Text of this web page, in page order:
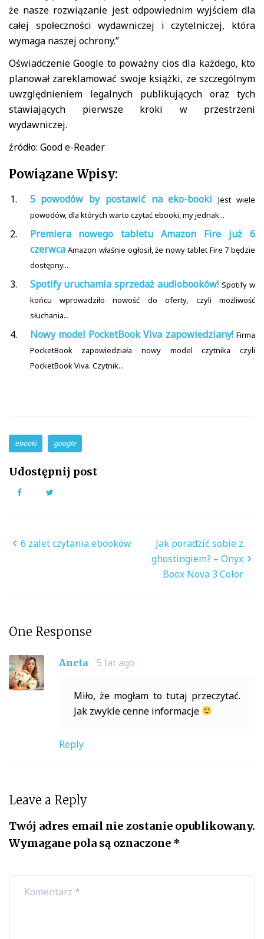
że nasze rozwiązanie jest odpowiednim wyjściem dla
całej społeczności wydawniczej i czytelniczej, która
wymaga naszej ochrony.”
Oświadczenie Google to poważny cios dla każdego, kto
planował zareklamować swoje książki, ze szczególnym
uwzględnieniem legalnych publikujących oraz tych
stawiających pierwsze kroki w przestrzeni
wydawniczej.
źródło: Good e-Reader
Powiązane Wpisy:
5 powodów by postawić na eko-booki
Jest wiele
powodów, dla których warto czytać ebooki, my jednak...
Premiera nowego tabletu Amazon Fire już 6
czerwca Amazon właśnie ogłosił, że nowy tablet Fire 7 będzie
dostępny...
Spotify uruchamia sprzedaż audiobooków! Spotify w
końcu wprowadziło nowość do oferty, czyli możliwość
słuchania...
Nowy model PocketBook Viva zapowiedziany! Firma
PocketBook zapowiedziała nowy model czytnika czyli
PocketBook Viva. Czytnik...
ebooki google
Udostępnij post
Facebook
Nawigacja
6 zalet czytania ebooków
Jak poradzić sobie z
ghostingiem? – Onyx
Boox Nova 3 Color
One Response
Aneta 5 lat ago
Miło, że mogłam to tutaj przeczytać.
Jak zwykle cenne informacje
Reply
Leave a Reply
Twój adres email nie zostanie opublikowany.
Wymagane pola są oznaczone *